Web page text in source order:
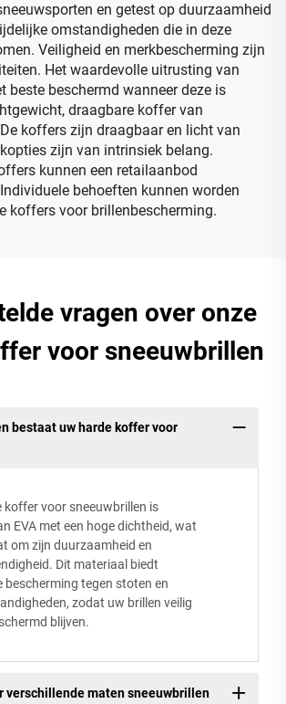
en getest op duurzaamheid
omstandigheden die in deze
Veiligheid en merkbescherming zijn
Het waardevolle uitrusting van
beste beschermd wanneer deze is
draagbare koffer van
koffers zijn draagbaar en licht van
zijn van intrinsiek belang.
kunnen een retailaanbod
behoeften kunnen worden
koffers voor brillenbescherming.
vragen over onze
voor sneeuwbrillen
bestaat uw harde koffer voor
koffer voor sneeuwbrillen is
EVA met een hoge dichtheid, wat
om zijn duurzaamheid en
Dit materiaal biedt
bescherming tegen stoten en
zodat uw brillen veilig
blijven.
verschillende maten sneeuwbrillen